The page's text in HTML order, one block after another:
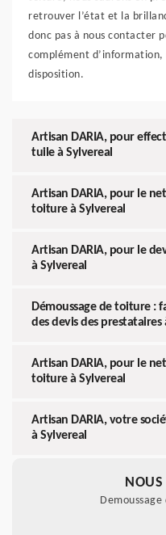
retrouver l’état et la
donc pas à nous contacter
complément
disposition.
Artisan DARIA, pour
tuile à Sylvereal
Artisan DARIA, pour le
toiture à Sylvereal
Artisan DARIA, pour le
à Sylvereal
Démoussage de toiture :
des devis des prestataires
Artisan DARIA, pour le
toiture à Sylvereal
Artisan DARIA, votre
à Sylvereal
NOUS